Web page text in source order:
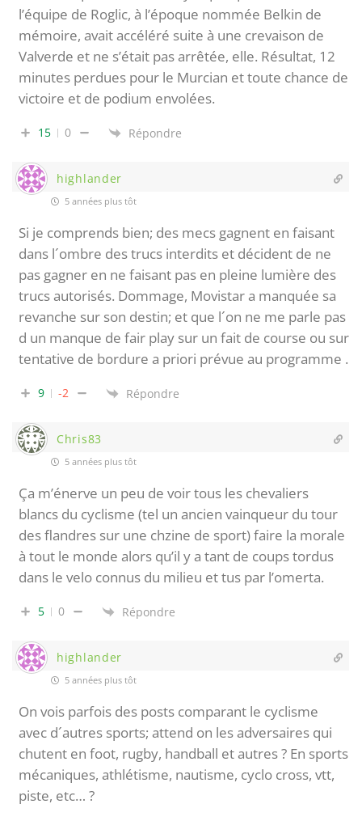
l’équipe de Roglic, à l’époque nommée Belkin de
mémoire, avait accéléré suite à une crevaison de
Valverde et ne s’était pas arrêtée, elle. Résultat, 12
minutes perdues pour le Murcian et toute chance de
victoire et de podium envolées.
15 0 Répondre
highlander
5 années plus tôt
Si je comprends bien; des mecs gagnent en faisant
dans l´ombre des trucs interdits et décident de ne
pas gagner en ne faisant pas en pleine lumière des
trucs autorisés. Dommage, Movistar a manquée sa
revanche sur son destin; et que l´on ne me parle pas
d un manque de fair play sur un fait de course ou sur
tentative de bordure a priori prévue au programme .
9 -2 Répondre
Chris83
5 années plus tôt
Ça m’énerve un peu de voir tous les chevaliers
blancs du cyclisme (tel un ancien vainqueur du tour
des flandres sur une chzine de sport) faire la morale
à tout le monde alors qu’il y a tant de coups tordus
dans le velo connus du milieu et tus par l’omerta.
5 0 Répondre
highlander
5 années plus tôt
On vois parfois des posts comparant le cyclisme
avec d´autres sports; attend on les adversaires qui
chutent en foot, rugby, handball et autres ? En sports
mécaniques, athlétisme, nautisme, cyclo cross, vtt,
piste, etc… ?